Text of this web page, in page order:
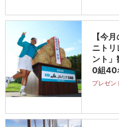
【今
ニトリ
ント
0組40
プレゼン